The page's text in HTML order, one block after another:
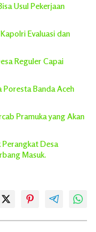
Usul Pekerjaan
Evaluasi dan
Reguler Capai
Poresta Banda Aceh
Pramuka yang Akan
Perangkat Desa
Masuk.